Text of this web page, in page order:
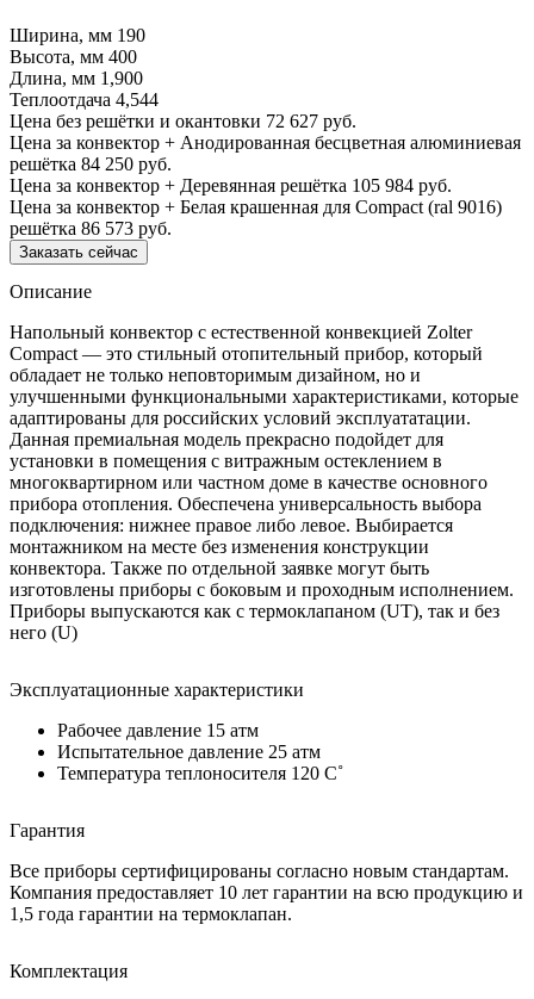
Ширина, мм 190
Высота, мм 400
Длина, мм 1,900
Теплоотдача 4,544
Цена без решётки и окантовки 72 627 руб.
Цена за конвектор + Анодированная бесцветная алюминиевая
решётка 84 250 руб.
Цена за конвектор + Деревянная решётка 105 984 руб.
Цена за конвектор + Белая крашенная для Compact (ral 9016)
решётка 86 573 руб.
Заказать сейчас
Описание
Напольный конвектор с естественной конвекцией Zolter
Compact — это стильный отопительный прибор, который
обладает не только неповторимым дизайном, но и
улучшенными функциональными характеристиками, которые
адаптированы для российских условий эксплуататации.
Данная премиальная модель прекрасно подойдет для
установки в помещения с витражным остеклением в
многоквартирном или частном доме в качестве основного
прибора отопления. Обеспечена универсальность выбора
подключения: нижнее правое либо левое. Выбирается
монтажником на месте без изменения конструкции
конвектора. Также по отдельной заявке могут быть
изготовлены приборы с боковым и проходным исполнением.
Приборы выпускаются как с термоклапаном (UT), так и без
него (U)
Эксплуатационные характеристики
Рабочее давление 15 атм
Испытательное давление 25 атм
Температура теплоносителя 120 C˚
Гарантия
Все приборы сертифицированы согласно новым стандартам.
Компания предоставляет 10 лет гарантии на всю продукцию и
1,5 года гарантии на термоклапан.
Комплектация